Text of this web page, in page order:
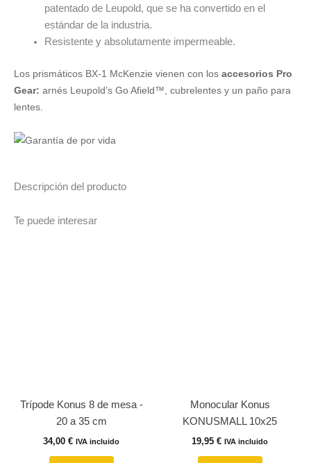
patentado de Leupold, que se ha convertido en el
estándar de la industria.
Resistente y absolutamente impermeable.
Los prismáticos BX-1 McKenzie vienen con los accesorios Pro
Gear: arnés Leupold’s Go Afield™, cubrelentes y un paño para
lentes.
Descripción del producto
Te puede interesar
Trípode Konus 8 de mesa -
20 a 35 cm
34,00 € IVA incluido
Monocular Konus
KONUSMALL 10x25
19,95 € IVA incluido